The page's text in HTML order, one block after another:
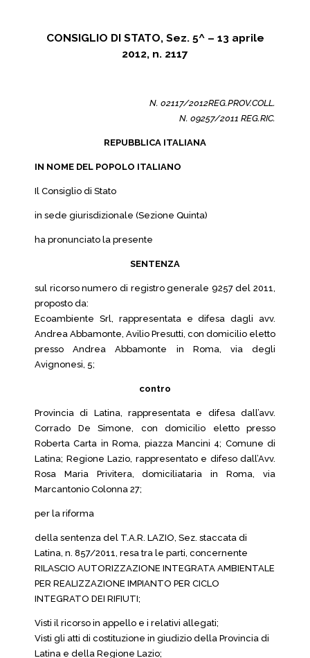
CONSIGLIO DI STATO, Sez. 5^ – 13 aprile
2012, n. 2117
N. 02117/2012REG.PROV.COLL.
N. 09257/2011 REG.RIC.
REPUBBLICA ITALIANA
IN NOME DEL POPOLO ITALIANO
Il Consiglio di Stato
in sede giurisdizionale (Sezione Quinta)
ha pronunciato la presente
SENTENZA
sul ricorso numero di registro generale 9257 del 2011,
proposto da:
Ecoambiente Srl, rappresentata e difesa dagli avv.
Andrea Abbamonte, Avilio Presutti, con domicilio eletto
presso Andrea Abbamonte in Roma, via degli
Avignonesi, 5;
contro
Provincia di Latina, rappresentata e difesa dall’avv.
Corrado De Simone, con domicilio eletto presso
Roberta Carta in Roma, piazza Mancini 4; Comune di
Latina; Regione Lazio, rappresentato e difeso dall’Avv.
Rosa Maria Privitera, domiciliataria in Roma, via
Marcantonio Colonna 27;
per la riforma
della sentenza del T.A.R. LAZIO, Sez. staccata di
Latina, n. 857/2011, resa tra le parti, concernente
RILASCIO AUTORIZZAZIONE INTEGRATA AMBIENTALE
PER REALIZZAZIONE IMPIANTO PER CICLO
INTEGRATO DEI RIFIUTI;
Visti il ricorso in appello e i relativi allegati;
Visti gli atti di costituzione in giudizio della Provincia di
Latina e della Regione Lazio;